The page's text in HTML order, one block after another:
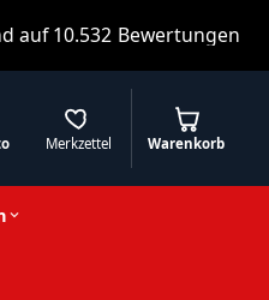
auf10.532 Bewertungen
Merkzettel Warenkorb
In den Warenkorb